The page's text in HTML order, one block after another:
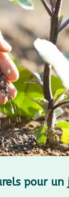
pour un